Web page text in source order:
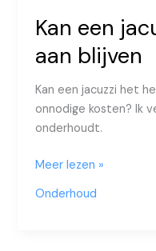
Kan een
aan blijven
Kan een jacuzzi het
onnodige kosten? Ik
onderhoudt.
Kan
jacuzzi
Meer lezen »
Onderhoud